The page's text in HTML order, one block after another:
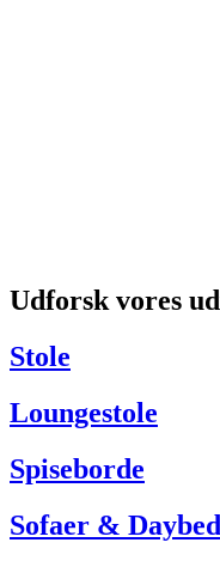
Har du brug for hjælp så
Tel +45 63 13 26 72
Udforsk vores
Stole
Loungestole
Spiseborde
Sofaer &